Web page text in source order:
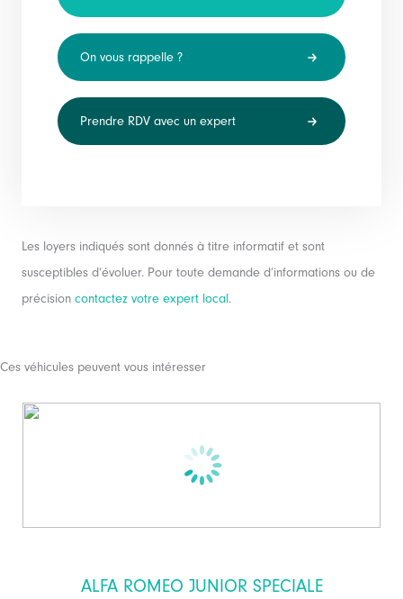
On vous rappelle ?
Prendre RDV avec un expert
Les loyers indiqués sont donnés à titre informatif et sont
susceptibles d’évoluer. Pour toute demande d’informations ou de
précision contactez votre expert local.
Ces véhicules peuvent vous intéresser
ALFA ROMEO JUNIOR SPECIALE